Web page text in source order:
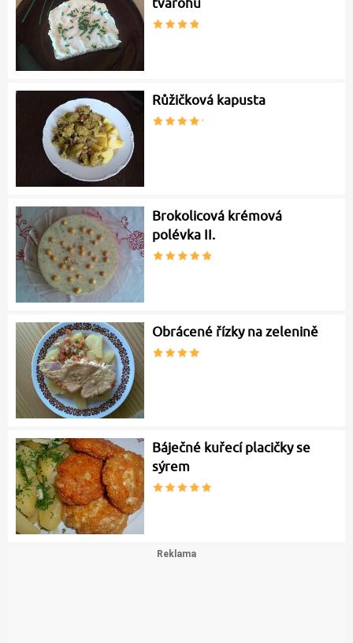
Růžičková kapusta
Brokolicová krémová
polévka II.
Obrácené řízky na zelenině
Báječné kuřecí placičky se
sýrem